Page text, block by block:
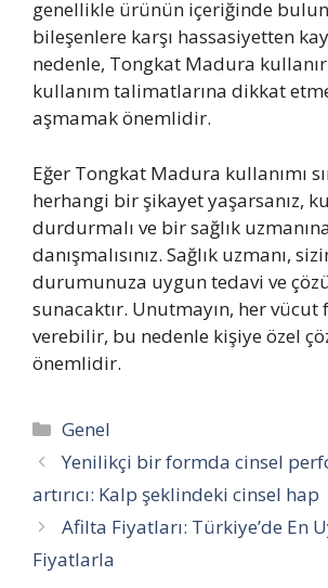
genellikle ürünün içeriğinde
bileşenlere karşı hassasiyetten
nedenle, Tongkat Madura
kullanım talimatlarına dikkat
aşmamak önemlidir.
Eğer Tongkat Madura kullanımı
herhangi bir şikayet yaşarsanız,
durdurmalı ve bir sağlık
danışmalısınız. Sağlık uzmanı,
durumunuza uygun tedavi ve
sunacaktır. Unutmayın, her vücut
verebilir, bu nedenle kişiye özel
önemlidir.
Kategoriler
Genel
Yenilikçi bir formda cinsel
artırıcı: Kalp şeklindeki cinsel hap
Afilta Fiyatları: Türkiye’de En
Fiyatlarla